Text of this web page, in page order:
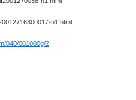
n1.html
040/001000g/2